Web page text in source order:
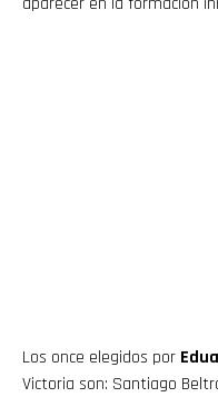
Los once elegidos por
Victoria son: Santiago